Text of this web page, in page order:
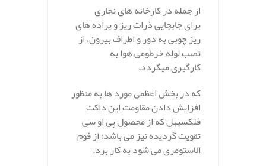
از جمله در کارخانه های نجاری
برای جابجایی ذرات ریز و براده های
ریز چوبی به دور و اطراف بیرون، از
نصب لوله خرطومی هوا به
کارگیری میگردد.
که در بخش اعظمی مورد ها به منظور
افزایش دادن مقاومت این داکت
فلکسیبل که از محصول پی او سی
تقویت گردیده نیز می باشد؛ از فوم
الاستومری می شود به کار برد.